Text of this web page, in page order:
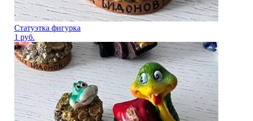
Статуэтка фигурка
1 руб.